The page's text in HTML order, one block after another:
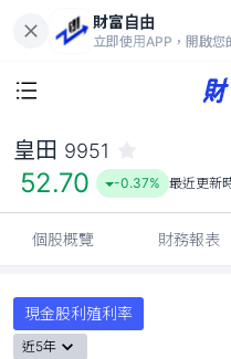
財富自由
立即使用APP，開啟您
52.70
皇田 9951
52.70 -0.37% 最近更新
個股概覽 財務報表
現金股利殖利率
近5年